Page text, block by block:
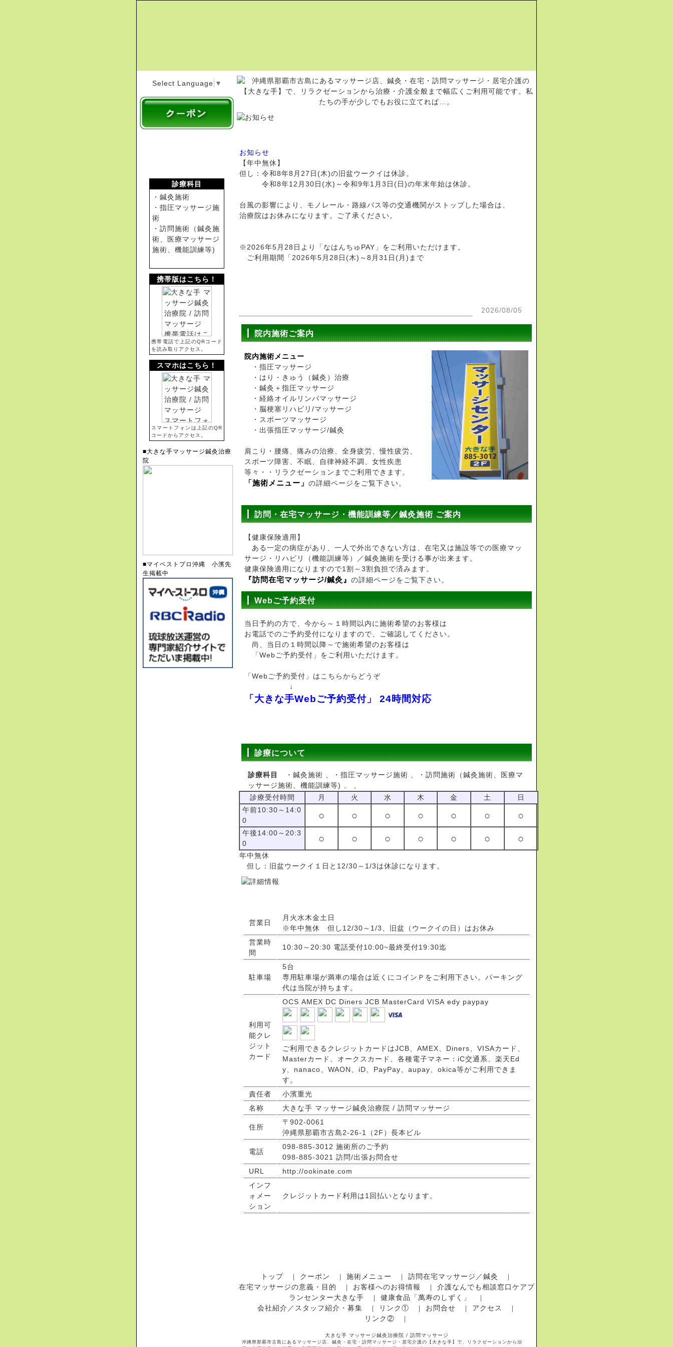
Select Language ▼
診療科目
・鍼灸施術
・指圧マッサージ施
術
・訪問施術（鍼灸施
術、医療マッサージ
施術、機能訓練等)
携帯版はこちら！
携帯電話で上記のQRコード
を読み取りアクセス。
スマホはこちら！
スマートフォンは上記のQR
コードからアクセス。
■大きな手マッサージ鍼灸治療
院
■マイベストプロ沖縄 小濱先
生掲載中
お知らせ
【年中無休】
但し：令和8年8月27日(木)の旧盆ウークイは休診。
令和8年12月30日(水)～令和9年1月3日(日)の年末年始は休診。
台風の影響により、モノレール・路線バス等の交通機関がストップした場合は、
治療院はお休みになります。ご了承ください。
※2026年5月28日より「なはんちゅPAY」をご利用いただけます。
ご利用期間「2026年5月28日(木)～8月31日(月)まで
2026/08/05
院内施術ご案内
院内施術メニュー
・指圧マッサージ
・はり・きゅう（鍼灸）治療
・鍼灸＋指圧マッサージ
・経絡オイルリンパマッサージ
・脳梗塞リハビリ/マッサージ
・スポーツマッサージ
・出張指圧マッサージ/鍼灸
肩こり・腰痛、痛みの治療、全身疲労、慢性疲労、
スポーツ障害、不眠、自律神経不調、女性疾患
等々・・リラクゼーションまでご利用できます。
「施術メニュー」の詳細ページをご覧下さい。
訪問・在宅マッサージ・機能訓練等／鍼灸施術 ご案内
【健康保険適用】
ある一定の病症があり、一人で外出できない方は、在宅又は施設等での医療マッ
サージ・リハビリ（機能訓練等）／鍼灸施術を受ける事が出来ます。
健康保険適用になりますので1割～3割負担で済みます。
『訪問在宅マッサージ/鍼灸』 の詳細ページをご覧下さい。
Webご予約受付
当日予約の方で、今から～１時間以内に施術希望のお客様は
お電話でのご予約受付になりますので、ご確認してください。
尚、当日の１時間以降～で施術希望のお客様は
「Webご予約受付」をご利用いただけます。
「Webご予約受付」はこちらからどうぞ
↓
「大きな手Webご予約受付」 24時間対応
診療について
診療科目
・鍼灸施術 、・指圧マッサージ施術 、・訪問施術（鍼灸施術、医療マ
ッサージ施術、機能訓練等) 、 、
診療受付時間
月 火 水 木 金 土
日
午前10:30～14:0
0
○ ○ ○ ○ ○ ○ ○
午後14:00～20:3
0
○ ○ ○ ○ ○ ○ ○
年中無休
但し：旧盆ウークイ１日と12/30～1/3は休診になります。
営業日
月火水木金土日
※年中無休 但し12/30～1/3、旧盆（ウークイの日）はお休み
営業時
間
10:30～20:30 電話受付10:00~最終受付19:30迄
駐車場
5台
専用駐車場が満車の場合は近くにコインＰをご利用下さい。パーキング
代は当院が持ちます。
利用可
能クレ
ジット
カード
OCS AMEX DC Diners JCB MasterCard VISA edy paypay
ご利用できるクレジットカードはJCB、AMEX、Diners、VISAカード、
Masterカード、オークスカード、各種電子マネー：iC交通系、楽天Ed
y、nanaco、WAON、iD、PayPay、aupay、okica等がご利用できま
す。
責任者
小濱重光
名称
大きな手 マッサージ鍼灸治療院 / 訪問マッサージ
住所
〒902-0061
沖縄県那覇市古島2-26-1（2F）長本ビル
電話
098-885-3012 施術所のご予約
098-885-3021 訪問/出張お問合せ
URL
http://ookinate.com
インフ
ォメー
ション
クレジットカード利用は1回払いとなります。
トップ ｜ クーポン ｜ 施術メニュー ｜ 訪問在宅マッサージ／鍼灸 ｜
在宅マッサージの意義・目的 ｜ お客様へのお得情報 ｜ 介護なんでも相談窓口ケアプ
ランセンター大きな手 ｜ 健康食品「萬寿のしずく」 ｜
会社紹介／スタッフ紹介・募集 ｜ リンク① ｜ お問合せ ｜ アクセス ｜
リンク② ｜
大きな手 マッサージ鍼灸治療院 / 訪問マッサージ
沖縄県那覇市古島にあるマッサージ店、鍼灸・在宅・訪問マッサージ・居宅介護の【大きな手】で、リラクゼーションから治